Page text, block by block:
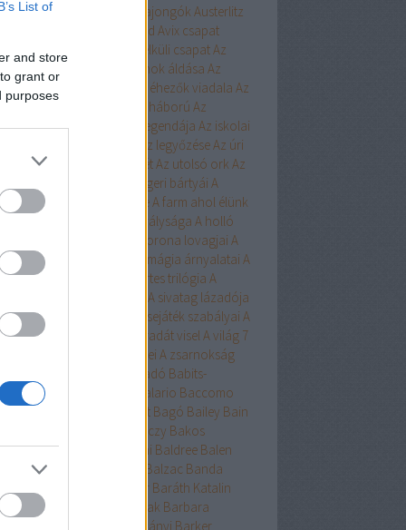
List of
and store
grant or
purposes
Aurora Austen-rajongók Austerlitz
Aveyard Avix csapat
Ázsia-saga Az arc nélküli csapatAz
bába
Az égi hivatalnok áldása Az
ló
Az éhezők viadala Az
hercege
Az első hangy háború Az
flottaAz északi erdő legendája Az iskolai
Az Olimposz legyőzéseAz úri
Az utolsó huszonhétAz utolsó ork Az
A Birodalom tengeri bártyái A
kultiváció nagymestereA farm ahol élünk
A híd királysága A holló
A korona lovagjai A
népe
A mágia árnyalatai A
rabjai
A nyertes trilógia A
A sivatag lázadója
egyenlete
A szerencsejáték szabályai A
boszorkánya
A tacskó Pradát viselA világ 7
A Yellowstone alfahímjei A zsarnokság
Babilon Kiadó Babits-
Baccalario Baccomo
Baehr Baggot Bagó Bailey Bain
Bakóczy Bakos
krimik
Baldini Baldree Balen
ErikaBallard Balzac Banda
Bán Mór Baráth Katalin
Viktória
Barátnak tartalak Barbara
Bárkányi Barker